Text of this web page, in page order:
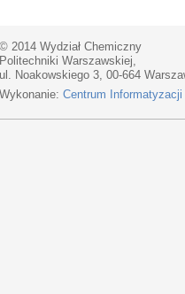
© 2014 Wydział Chemiczny
Politechniki Warszawskiej,
ul. Noakowskiego 3, 00-664
Wykonanie: Centrum Informatyzacji